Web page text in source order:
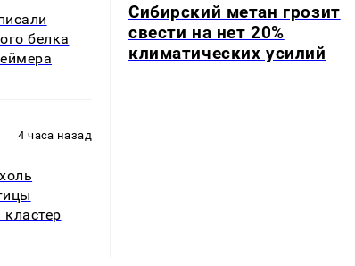
белка
4 часа назад
Сибирский метан грозит
свести на нет 20%
климатических усилий